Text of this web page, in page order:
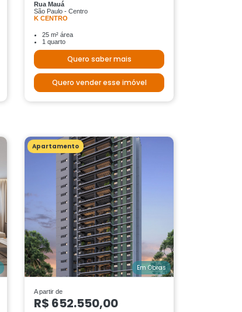
Rua Mauá
São Paulo - Centro
K CENTRO
25 m² área
1 quarto
Quero saber mais
Quero vender esse imóvel
Apartamento
Em Obras
A partir de
R$ 652.550,00